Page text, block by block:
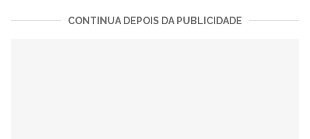
CONTINUA DEPOIS DA PUBLICIDADE